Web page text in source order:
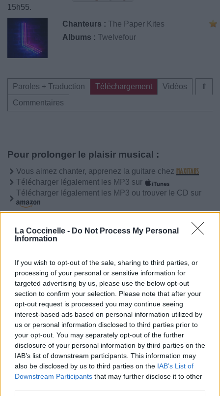
La Coccinelle - Do Not Process My Personal
Information
If you wish to opt-out of the sale, sharing to third parties, or
processing of your personal or sensitive information for
targeted advertising by us, please use the below opt-out
section to confirm your selection. Please note that after your
opt-out request is processed you may continue seeing
interest-based ads based on personal information utilized by
us or personal information disclosed to third parties prior to
your opt-out. You may separately opt-out of the further
disclosure of your personal information by third parties on the
IAB’s list of downstream participants. This information may
also be disclosed by us to third parties on the IAB’s List of
Downstream Participants that may further disclose it to other
15h55.
Chanteurs : The Paper Kites
Albums : Twelvefour
⇑
Paroles + Traduction Téléchargement
Vidéos
Commentaires
Pour prolonger le plaisir musical :
Vous aimez chanter, apprenez la guitare chez
Télécharger légalement les MP3 sur
Télécharger légalement les MP3 ou trouver le CD sur
Trouver des vinyles et des CD sur
Trouver un instrument de musique ou une partition au
meilleur prix sur
Paroles + Traduction Téléchargement
Vidéos
Commentaires
⇑
Paroles + Traduction Téléchargement
Vidéos
Commentaires
Dire «merci» pour cette traduction Corriger une erreur